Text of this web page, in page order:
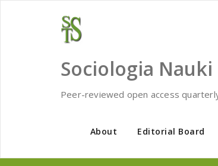
Sociologia
Peer-reviewed open access
About Editorial Board